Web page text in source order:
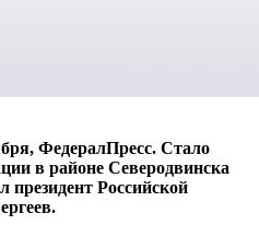
ФедералПресс. Стало
в районе Северодвинска
президент Российской